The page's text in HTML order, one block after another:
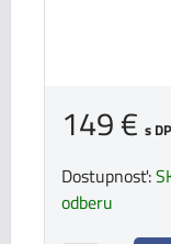
149 € s
Dostupnosť:
odberu